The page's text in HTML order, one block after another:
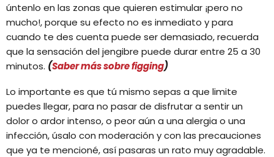
úntenlo en las zonas que quieren estimular ¡pero no
mucho!, porque su efecto no es inmediato y para
cuando te des cuenta puede ser demasiado, recuerda
que la sensación del jengibre puede durar entre 25 a 30
minutos. (Saber más sobre figging)
Lo importante es que tú mismo sepas a que limite
puedes llegar, para no pasar de disfrutar a sentir un
dolor o ardor intenso, o peor aún a una alergia o una
infección, úsalo con moderación y con las precauciones
que ya te mencioné, así pasaras un rato muy agradable.